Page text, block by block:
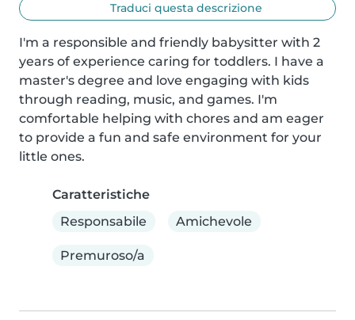
Traduci questa descrizione
I'm a responsible and friendly babysitter with 2
years of experience caring for toddlers. I have a
master's degree and love engaging with kids
through reading, music, and games. I'm
comfortable helping with chores and am eager
to provide a fun and safe environment for your
little ones.
Caratteristiche
Responsabile
Amichevole
Premuroso/a